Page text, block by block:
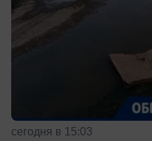
сегодня в 15:03